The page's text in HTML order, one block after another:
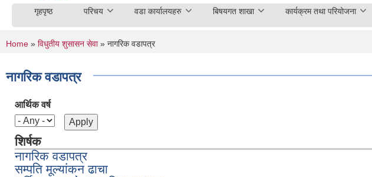
गृहपृष्ठ परिचय वडा कार्यालयहरु बिषयगत शाखा कार्यक्रम तथा परियोजना
You are here
Home » विधुतीय शुसासन सेवा» नागरिक वडापत्र
नागरिक वडापत्र
आर्थिक वर्ष
शिर्षक
नागरिक वडापत्र
सम्पति मूल्यांकन ढाचा